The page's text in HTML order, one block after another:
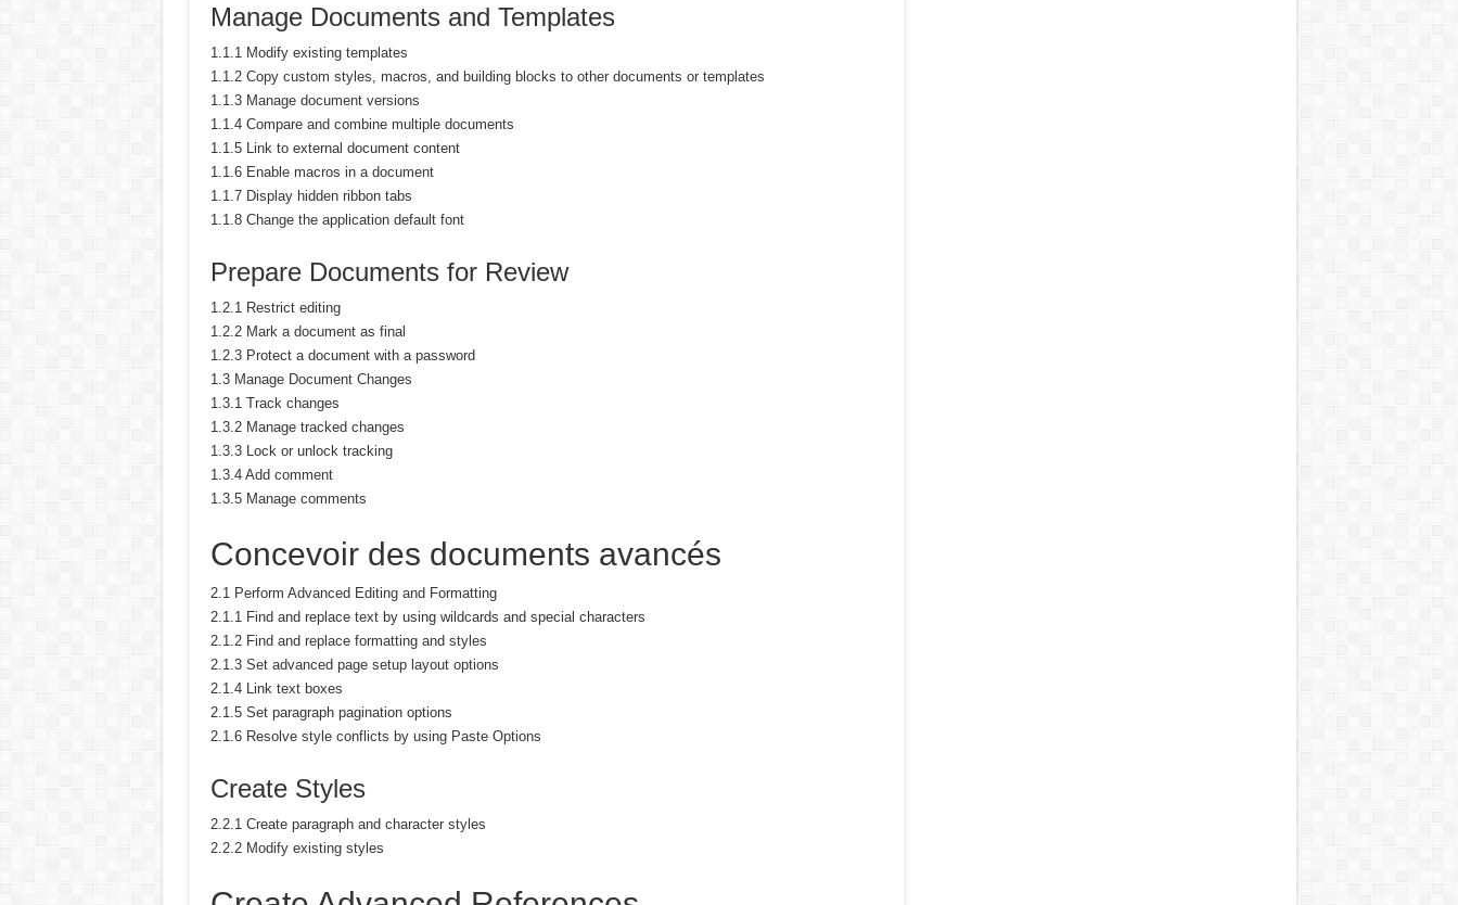
Manage Documents and Templates
1.1.1 Modify existing templates
1.1.2 Copy custom styles, macros, and building blocks to other documents or templates
1.1.3 Manage document versions
1.1.4 Compare and combine multiple documents
1.1.5 Link to external document content
1.1.6 Enable macros in a document
1.1.7 Display hidden ribbon tabs
1.1.8 Change the application default font
Prepare Documents for Review
1.2.1 Restrict editing
1.2.2 Mark a document as final
1.2.3 Protect a document with a password
1.3 Manage Document Changes
1.3.1 Track changes
1.3.2 Manage tracked changes
1.3.3 Lock or unlock tracking
1.3.4 Add comment
1.3.5 Manage comments
Concevoir des documents avancés
2.1 Perform Advanced Editing and Formatting
2.1.1 Find and replace text by using wildcards and special characters
2.1.2 Find and replace formatting and styles
2.1.3 Set advanced page setup layout options
2.1.4 Link text boxes
2.1.5 Set paragraph pagination options
2.1.6 Resolve style conflicts by using Paste Options
Create Styles
2.2.1 Create paragraph and character styles
2.2.2 Modify existing styles